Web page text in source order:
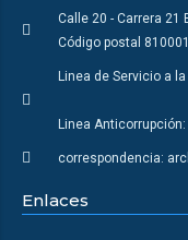
Calle 20 - Carrera 21
Código postal 810001
Linea de Servicio a
Linea
correspondencia:
Enlaces